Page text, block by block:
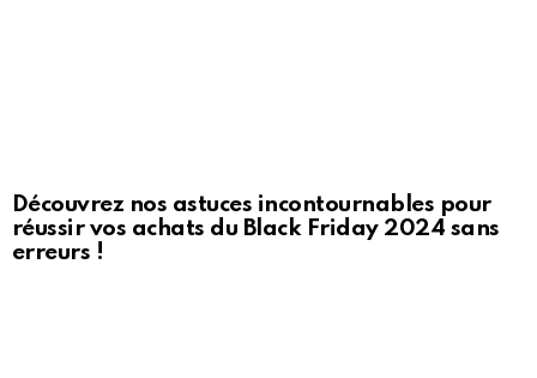
Découvrez nos astuces incontournables pour
réussir vos achats du Black Friday 2024 sans
erreurs !